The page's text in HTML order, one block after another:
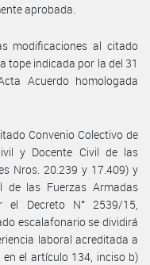
aprobada.
modificaciones al citado
tope indicada por la del 31
Acuerdo homologada
Convenio Colectivo de
y Docente Civil de las
Nros. 20.239 y 17.409) y
de las Fuerzas Armadas
el Decreto N° 2539/15,
escalafonario se dividirá
laboral acreditada a
el artículo 134, inciso b)